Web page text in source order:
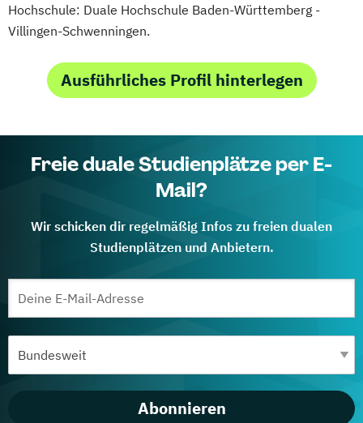
Hochschule: Duale Hochschule Baden-Württemberg -
Villingen-Schwenningen.
Ausführliches Profil hinterlegen
Freie duale Studienplätze per E-
Mail?
Wir schicken dir regelmäßig Infos zu freien dualen
Studienplätzen und Anbietern.
Abonnieren